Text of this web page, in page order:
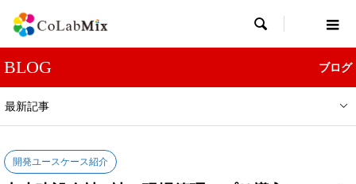

BLOG ブログ
最新記事
開発ユースケース紹介